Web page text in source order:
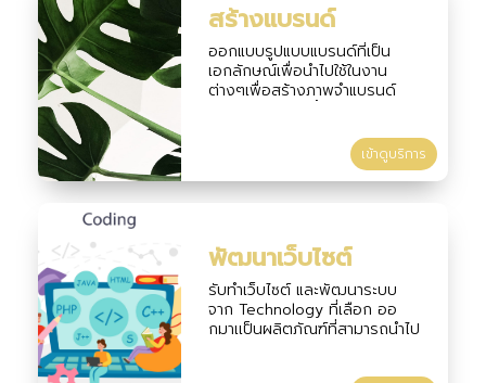
สร้างแบรนด์
ออกแบบรูปแบบแบรนด์ที่เป็น
เอกลักษณ์เพื่อนำไปใช้ในงาน
ต่างๆเพื่อสร้างภาพจำแบรนด์
เข้าดูบริการ
พัฒนาเว็บไซต์
รับทำเว็บไซต์ และพัฒนาระบบ
จาก Technology ที่เลือก ออ
กมาเเป็นผลิตภัณฑ์ที่สามารถนำไป